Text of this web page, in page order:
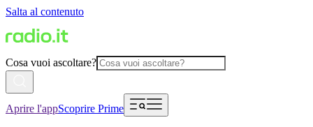
Salta al contenuto
Cosa vuoi ascoltare?
Aprire l'appScoprire Prime